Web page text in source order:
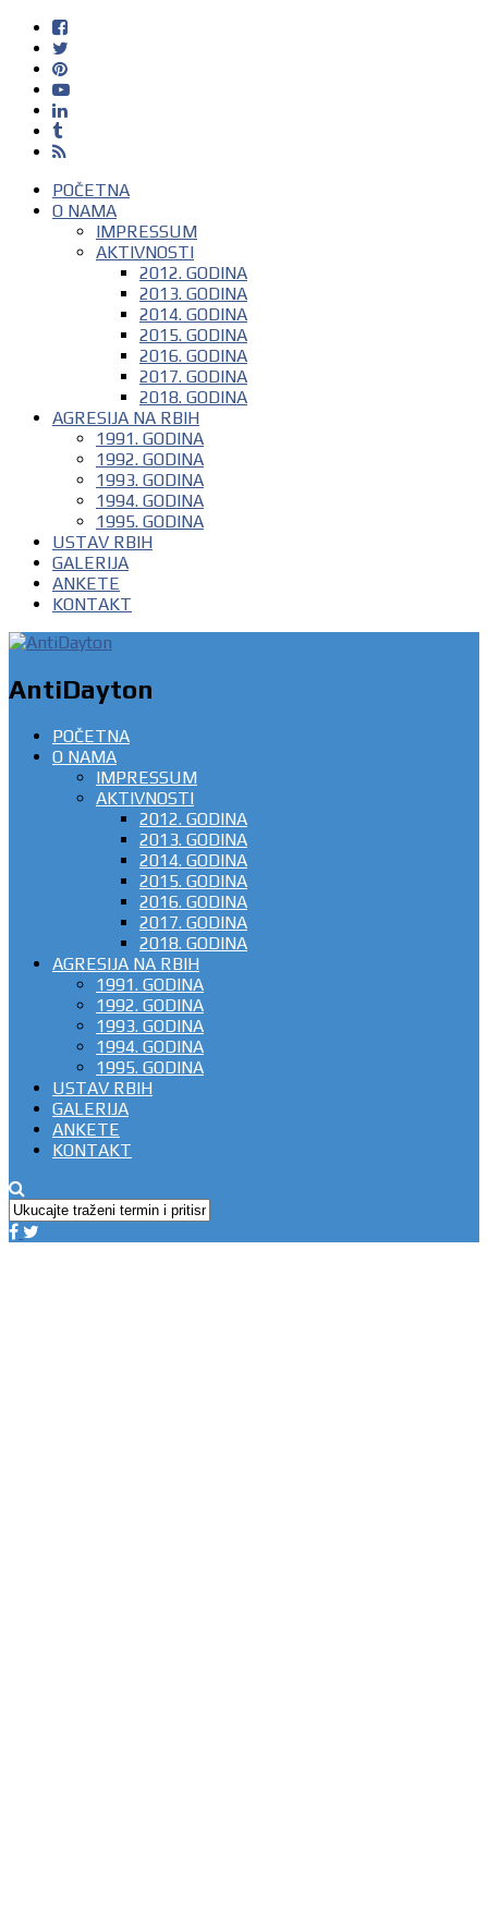
POČETNA
O NAMA
IMPRESSUM
AKTIVNOSTI
2012. GODINA
2013. GODINA
2014. GODINA
2015. GODINA
2016. GODINA
2017. GODINA
2018. GODINA
AGRESIJA NA RBIH
1991. GODINA
1992. GODINA
1993. GODINA
1994. GODINA
1995. GODINA
USTAV RBIH
GALERIJA
ANKETE
KONTAKT
AntiDayton
POČETNA
O NAMA
IMPRESSUM
AKTIVNOSTI
2012. GODINA
2013. GODINA
2014. GODINA
2015. GODINA
2016. GODINA
2017. GODINA
2018. GODINA
AGRESIJA NA RBIH
1991. GODINA
1992. GODINA
1993. GODINA
1994. GODINA
1995. GODINA
USTAV RBIH
GALERIJA
ANKETE
KONTAKT